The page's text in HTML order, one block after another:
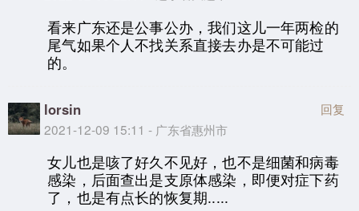
看来广东还是公事公办，我们这儿一年两检的
尾气如果个人不找关系直接去办是不可能过
的。
lorsin
2021-12-09 15:11 - 广东省惠州市
回复
女儿也是咳了好久不见好，也不是细菌和病毒
感染，后面查出是支原体感染，即便对症下药
了，也是有点长的恢复期.....